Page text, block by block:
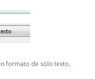
formato de sólo texto,